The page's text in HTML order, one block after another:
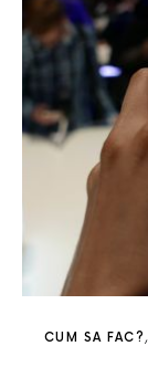
CUM SA FAC?